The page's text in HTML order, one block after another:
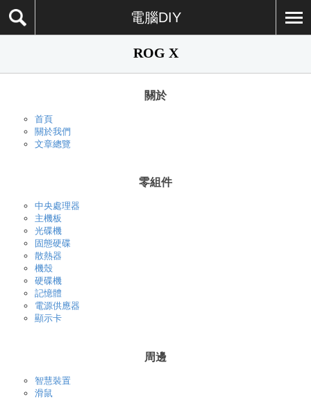
電腦DIY
ROG X
關於
首頁
關於我們
文章總覽
零組件
中央處理器
主機板
光碟機
固態硬碟
散熱器
機殼
硬碟機
記憶體
電源供應器
顯示卡
周邊
智慧裝置
滑鼠